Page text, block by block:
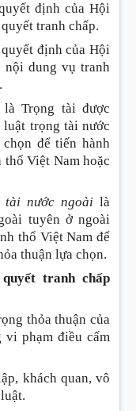
định của Hội
tranh chấp.
định của Hội
nội dung vụ tranh
là Trọng tài được
luật trọng tài nước
để tiến hành
Việt Nam hoặc
tài nước ngoài là
tuyên ở ngoài
thổ Việt Nam để
thuận lựa chọn.
tranh chấp
thỏa thuận của
vi phạm điều cấm
khách quan, vô